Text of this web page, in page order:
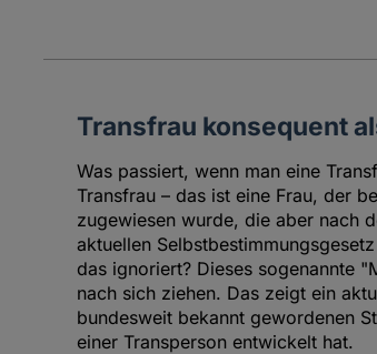
Transfrau konsequent
Was passiert, wenn man eine
Transfrau – das ist eine Frau, der
zugewiesen wurde, die aber nach
aktuellen
das ignoriert? Dieses sogenannte
nach sich ziehen. Das zeigt ein
bundesweit bekannt gewordenen
einer Transperson entwickelt hat.